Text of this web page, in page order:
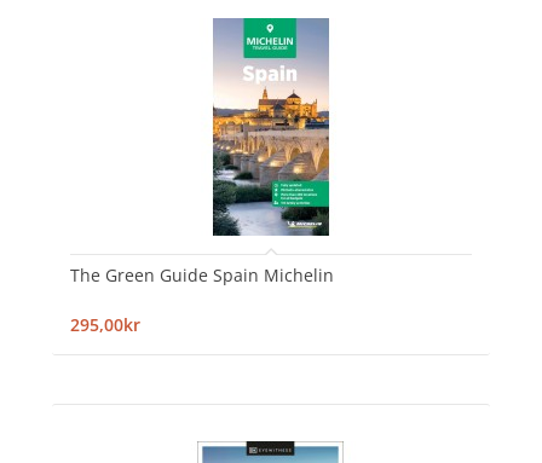
The Green Guide Spain Michelin
295,00kr